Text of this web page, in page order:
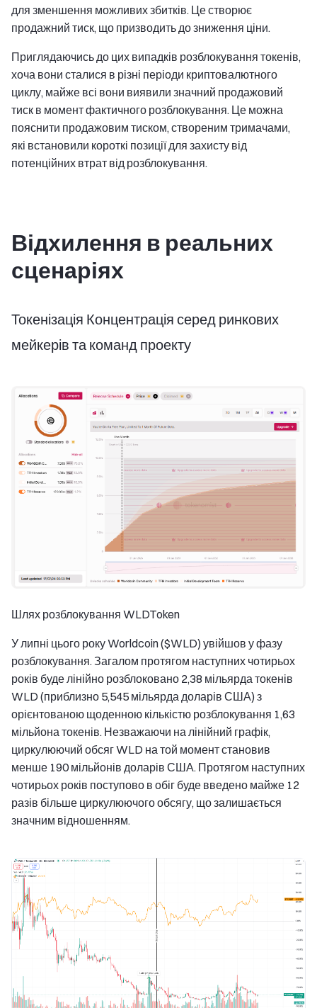
для зменшення можливих збитків. Це створює
продажний тиск, що призводить до зниження ціни.
Приглядаючись до цих випадків розблокування токенів,
хоча вони сталися в різні періоди криптовалютного
циклу, майже всі вони виявили значний продажовий
тиск в момент фактичного розблокування. Це можна
пояснити продажовим тиском, створеним тримачами,
які встановили короткі позиції для захисту від
потенційних втрат від розблокування.
Відхилення в реальних
сценаріях
Токенізація Концентрація серед ринкових
мейкерів та команд проекту
Шлях розблокування WLDToken
У липні цього року Worldcoin ($WLD) увійшов у фазу
розблокування. Загалом протягом наступних чотирьох
років буде лінійно розблоковано 2,38 мільярда токенів
WLD (приблизно 5,545 мільярда доларів США) з
орієнтованою щоденною кількістю розблокування 1,63
мільйона токенів. Незважаючи на лінійний графік,
циркулюючий обсяг WLD на той момент становив
менше 190 мільйонів доларів США. Протягом наступних
чотирьох років поступово в обіг буде введено майже 12
разів більше циркулюючого обсягу, що залишається
значним відношенням.